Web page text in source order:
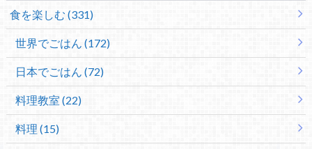
食を楽しむ (331)
世界でごはん (172)
日本でごはん (72)
料理教室 (22)
料理 (15)